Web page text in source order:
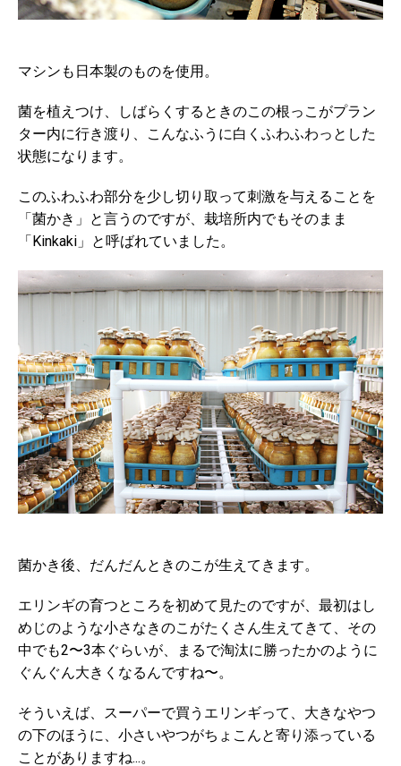
マシンも日本製のものを使用。
菌を植えつけ、しばらくするときのこの根っこがプラン
ター内に行き渡り、こんなふうに白くふわふわっとした
状態になります。
このふわふわ部分を少し切り取って刺激を与えることを
「菌かき」と言うのですが、栽培所内でもそのまま
「Kinkaki」と呼ばれていました。
菌かき後、だんだんときのこが生えてきます。
エリンギの育つところを初めて見たのですが、最初はし
めじのような小さなきのこがたくさん生えてきて、その
中でも2〜3本ぐらいが、まるで淘汰に勝ったかのように
ぐんぐん大きくなるんですね〜。
そういえば、スーパーで買うエリンギって、大きなやつ
の下のほうに、小さいやつがちょこんと寄り添っている
ことがありますね...。